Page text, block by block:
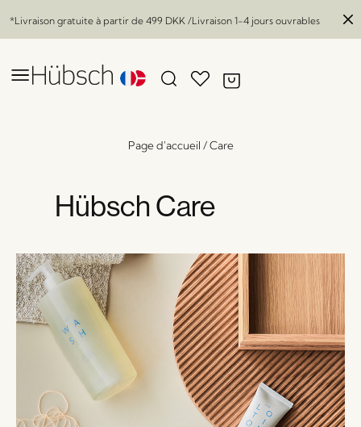
*Livraison gratuite à partir de 499 DKK /Livraison 1-4 jours ouvrables
Page d'accueil /Care
Hübsch Care